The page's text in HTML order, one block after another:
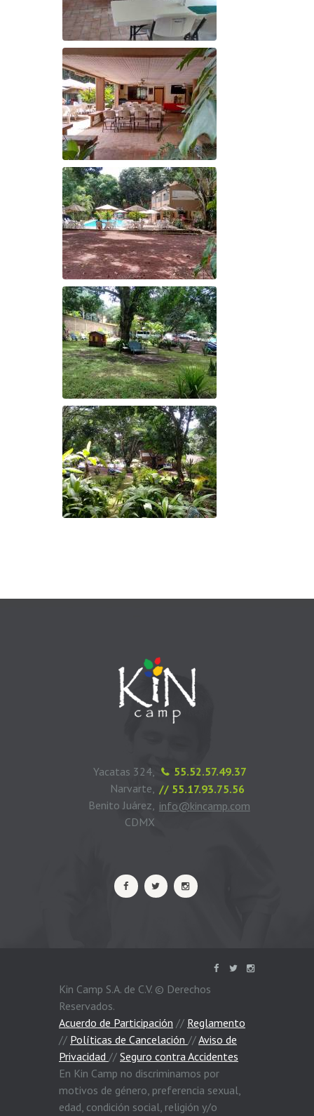
55.52.57.49.37
// 55.17.93.75.56
info@kincamp.com
Yacatas 324,
Narvarte,
Benito Juárez,
CDMX
Kin Camp S.A. de C.V. © Derechos
Reservados.
Acuerdo de Participación // Reglamento
// Políticas de Cancelación //Aviso de
Privacidad // Seguro contra Accidentes
En Kin Camp no discriminamos por
motivos de género, preferencia sexual,
edad, condición social, religión y/o